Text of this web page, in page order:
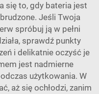
się to, gdy bateria jest
Jeśli Twoja
spróbuj ją w pełni
sprawdź punkty
i delikatnie oczyść je
jest nadmierne
użytkowania. W
aż się ochłodzi, zanim